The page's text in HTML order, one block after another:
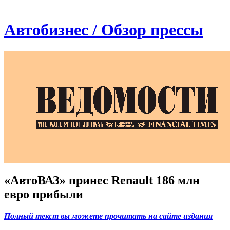
Автобизнес / Обзор прессы
«АвтоВАЗ» принес Renault 186 млн
евро прибыли
Полный текст вы можете прочитать на сайте издания